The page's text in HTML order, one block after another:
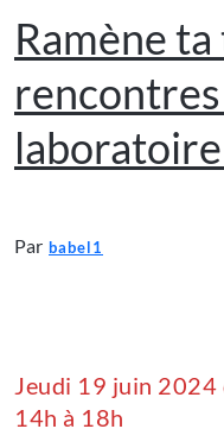
Ramène
Par babel1
Jeudi 19 juin 2024
14h à 18h